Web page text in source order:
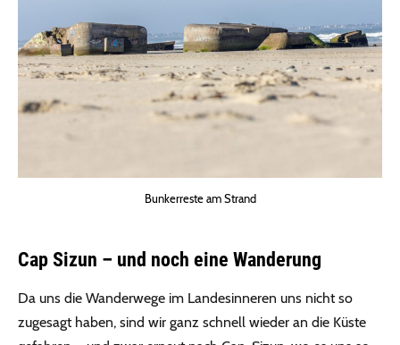
Bunkerreste am Strand
Cap Sizun – und noch eine Wanderung
Da uns die Wanderwege im Landesinneren uns nicht so
zugesagt haben, sind wir ganz schnell wieder an die Küste